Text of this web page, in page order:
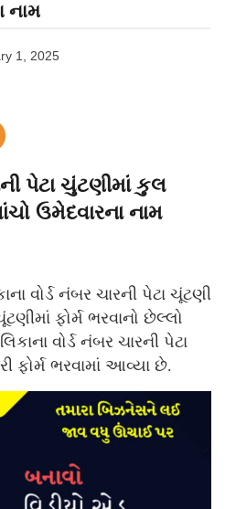
નામ
1, 2025
પેટા ચુંટણીમાં કુલ
ઉમેદવારના નામ
વોર્ડ નંબર ચારની પેટા ચૂંટણી
ફોર્મ ભરવાનો છેલ્લો
વોર્ડ નંબર ચારની પેટા
ફોર્મ ભરવામાં આવ્યા છે.